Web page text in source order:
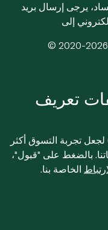
يرجى إرسال بريد
تعريف
تجربة التسوق أكثر
بالضغط على "قبول"،
الخاصة بنا.